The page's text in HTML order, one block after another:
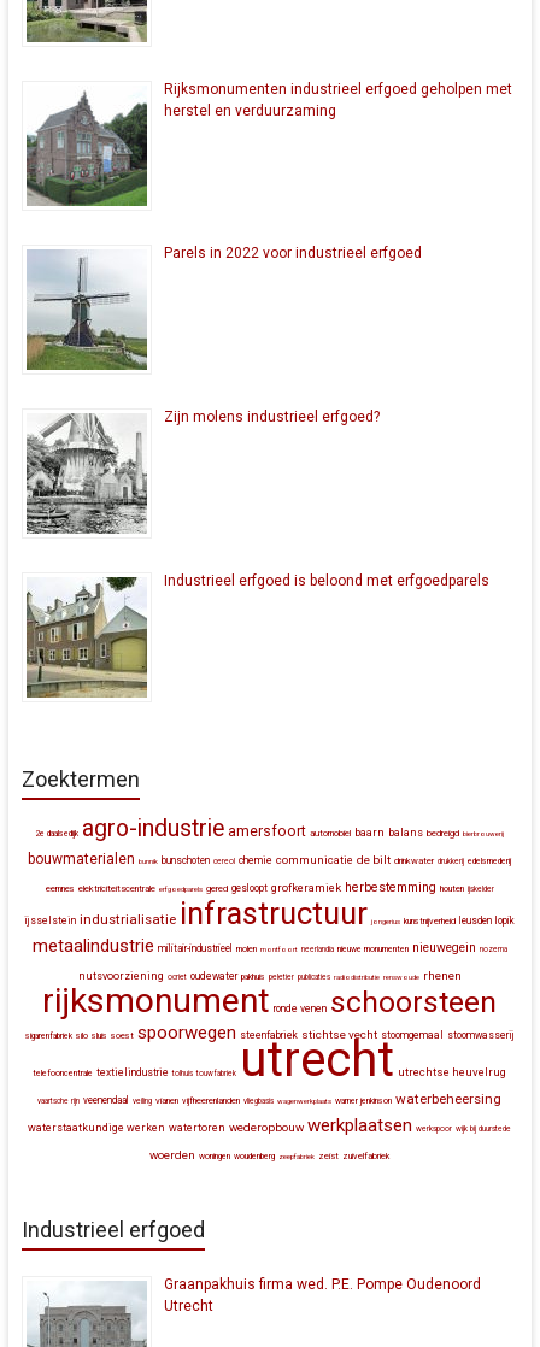
Rijksmonumenten industrieel erfgoed geholpen met
herstel en verduurzaming
Parels in 2022 voor industrieel erfgoed
Zijn molens industrieel erfgoed?
Industrieel erfgoed is beloond met erfgoedparels
Zoektermen
2e daalsedijk agro-industrie amersfoort automobiel baarn balans bedreigd bierbrouwerij
bouwmaterialen bunnik bunschoten cereol chemie communicatie de bilt drinkwater drukkerij edelsmederij
eemnes elektriciteitscentrale erfgoedparels gered gesloopt grofkeramiek herbestemming houten ijskelder
ijsselstein industrialisatie infrastructuur jongerius kunstnijverheid leusden lopik
metaalindustrie militair-industrieel molen montfoort neerlandia nieuwe monumenten nieuwegein nozema
nutsvoorziening ocriet oudewater pakhuis peletier publicaties radiodistributie renswoude rhenen
rijksmonument ronde venen schoorsteen
sigarenfabriek silo sluis soest spoorwegen steenfabriek stichtse vecht stoomgemaal stoomwasserij
telefooncentrale textielindustrie tolhuis touwfabriek utrecht utrechtse heuvelrug
vaartsche rijn veenendaal veiling vianen vijfheerenlanden vliegbasis wagenwerkplaats warner jenkinson waterbeheersing
waterstaatkundige werken watertoren wederopbouw werkplaatsen werkspoor wijk bij duurstede
woerden woningen woudenberg zeepfabriek zeist zuivelfabriek
Industrieel erfgoed
Graanpakhuis firma wed. P.E. Pompe Oudenoord
Utrecht